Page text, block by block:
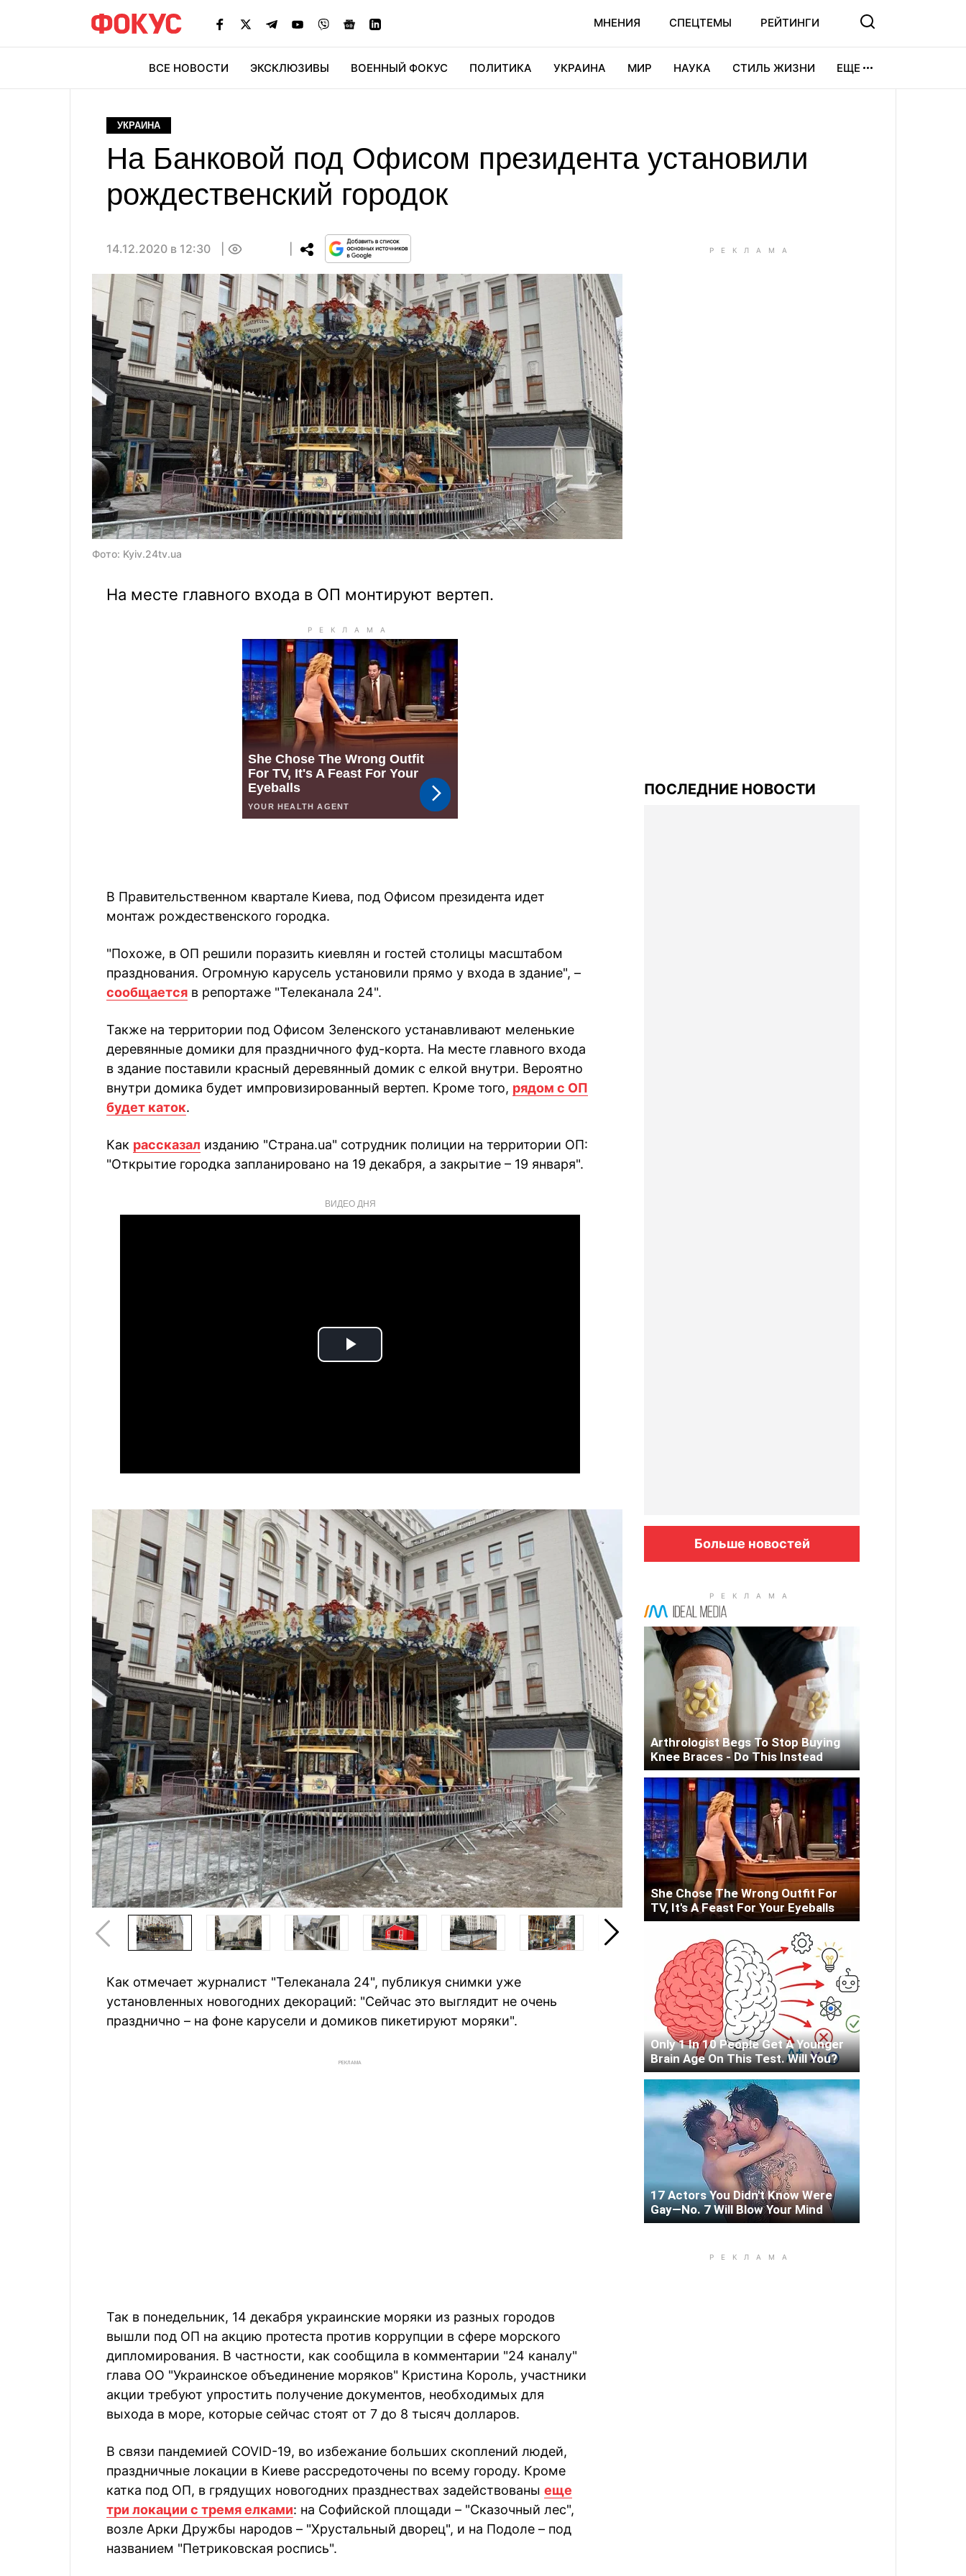
МНЕНИЯ СПЕЦТЕМЫ РЕЙТИНГИ
ВСЕ НОВОСТИ ЭКСКЛЮЗИВЫ ВОЕННЫЙ ФОКУС ПОЛИТИКА УКРАИНА МИР НАУКА СТИЛЬ ЖИЗНИ ЕЩЕ
УКРАИНА
На Банковой под Офисом президента установили
рождественский городок
14.12.2020 в 12:30
Фото: Kyiv.24tv.ua
На месте главного входа в ОП монтируют вертеп.
В Правительственном квартале Киева, под Офисом президента идет
монтаж рождественского городка.
"Похоже, в ОП решили поразить киевлян и гостей столицы масштабом
празднования. Огромную карусель установили прямо у входа в здание", –
сообщается в репортаже "Телеканала 24".
Также на территории под Офисом Зеленского устанавливают меленькие
деревянные домики для праздничного фуд-корта. На месте главного входа
в здание поставили красный деревянный домик с елкой внутри. Вероятно
внутри домика будет импровизированный вертеп. Кроме того, рядом с ОП
будет каток.
Как рассказал изданию "Страна.ua" сотрудник полиции на территории ОП:
"Открытие городка запланировано на 19 декабря, а закрытие – 19 января".
ВИДЕО ДНЯ
Play
Как отмечает журналист "Телеканала 24", публикуя снимки уже
установленных новогодних декораций: "Сейчас это выглядит не очень
празднично – на фоне карусели и домиков пикетируют моряки".
РЕКЛАМА
Так в понедельник, 14 декабря украинские моряки из разных городов
вышли под ОП на акцию протеста против коррупции в сфере морского
дипломирования. В частности, как сообщила в комментарии "24 каналу"
глава ОО "Украинское объединение моряков" Кристина Король, участники
акции требуют упростить получение документов, необходимых для
выхода в море, которые сейчас стоят от 7 до 8 тысяч долларов.
В связи пандемией COVID-19, во избежание больших скоплений людей,
праздничные локации в Киеве рассредоточены по всему городу. Кроме
катка под ОП, в грядущих новогодних празднествах задействованы еще
три локации с тремя елками: на Софийской площади – "Сказочный лес",
возле Арки Дружбы народов – "Хрустальный дворец", и на Подоле – под
названием "Петриковская роспись".
ПОСЛЕДНИЕ НОВОСТИ
Больше новостей